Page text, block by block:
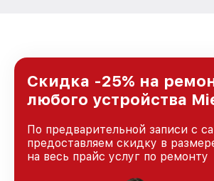
Скидка -25% на
любого устройства
По предварительной записи с
предоставляем скидку в
на весь прайс услуг по ремонту